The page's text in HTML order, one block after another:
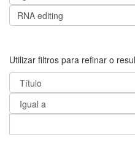
Utilizar filtros para refinar o